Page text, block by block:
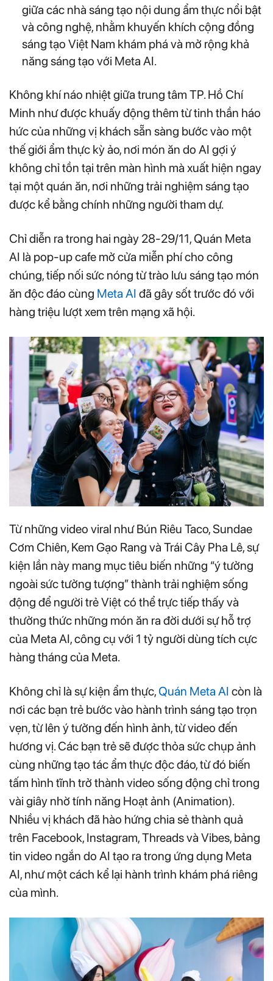
giữa các nhà sáng tạo nội dung ẩm thực nổi bật
và công nghệ, nhằm khuyến khích cộng đồng
sáng tạo Việt Nam khám phá và mở rộng khả
năng sáng tạo với Meta AI.
Không khí náo nhiệt giữa trung tâm TP. Hồ Chí
Minh như được khuấy động thêm từ tinh thần háo
hức của những vị khách sẵn sàng bước vào một
thế giới ẩm thực kỳ ảo, nơi món ăn do AI gợi ý
không chỉ tồn tại trên màn hình mà xuất hiện ngay
tại một quán ăn, nơi những trải nghiệm sáng tạo
được kể bằng chính những người tham dự.
Chỉ diễn ra trong hai ngày 28-29/11, Quán Meta
AI là pop-up cafe mở cửa miễn phí cho công
chúng, tiếp nối sức nóng từ trào lưu sáng tạo món
ăn độc đáo cùng Meta AI đã gây sốt trước đó với
hàng triệu lượt xem trên mạng xã hội.
Từ những video viral như Bún Riêu Taco, Sundae
Cơm Chiên, Kem Gạo Rang và Trái Cây Pha Lê, sự
kiện lần này mang mục tiêu biến những “ý tưởng
ngoài sức tưởng tượng” thành trải nghiệm sống
động để người trẻ Việt có thể trực tiếp thấy và
thưởng thức những món ăn ra đời dưới sự hỗ trợ
của Meta AI, công cụ với 1 tỷ người dùng tích cực
hàng tháng của Meta.
Không chỉ là sự kiện ẩm thực,Quán Meta AI còn là
nơi các bạn trẻ bước vào hành trình sáng tạo trọn
vẹn, từ lên ý tưởng đến hình ảnh, từ video đến
hương vị. Các bạn trẻ sẽ được thỏa sức chụp ảnh
cùng những tạo tác ẩm thực độc đáo, từ đó biến
tấm hình tĩnh trở thành video sống động chỉ trong
vài giây nhờ tính năng Hoạt ảnh (Animation).
Nhiều vị khách đã hào hứng chia sẻ thành quả
trên Facebook, Instagram, Threads và Vibes, bảng
tin video ngắn do AI tạo ra trong ứng dụng Meta
AI, như một cách kể lại hành trình khám phá riêng
của mình.